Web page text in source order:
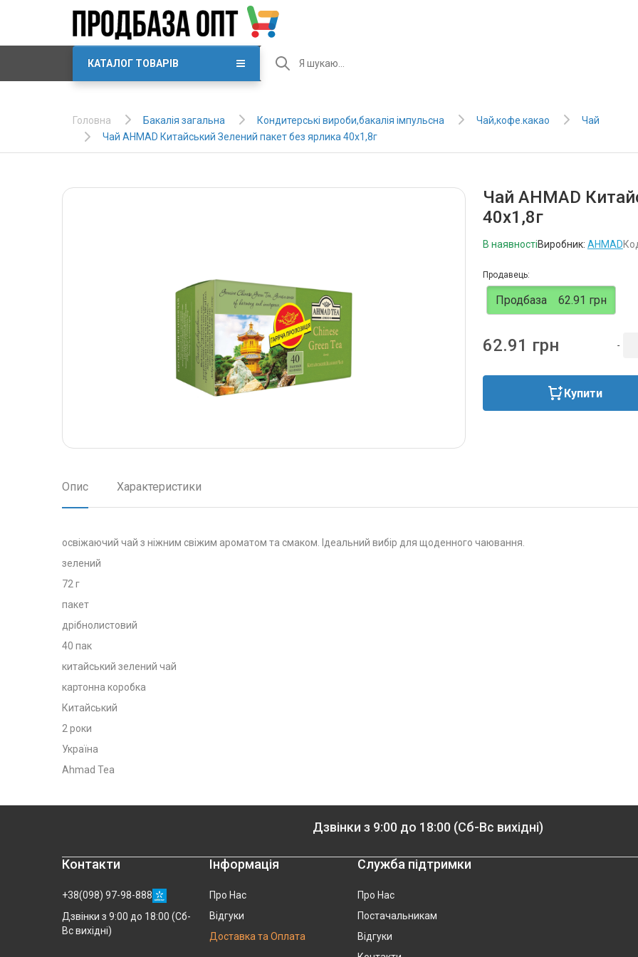
КАТАЛОГ ТОВАРІВ
Головна Бакалія загальна Кондитерські вироби,бакалія імпульсна Чай,кофе.какао
Чай
Чай AHMAD Китайський Зелений пакет без ярлика 40х1,8г
Чай AHMAD
40х1,8г
В наявностіВиробник: AHMAD
Продавець:
Продбаза 62.91 грн
62.91 грн -
Купити
Опис Характеристики
освіжаючий чай з ніжним свіжим ароматом та смаком. Ідеальний вибір для щоденного чаювання.
зелений
72 г
пакет
дрібнолистовий
40 пак
китайський зелений чай
картонна коробка
Китайський
2 роки
Україна
Ahmad Tea
Дзвінки з 9:00 до 18:00 (Сб-Вс вихідні)
Контакти
+38(098) 97-98-888
Дзвінки з 9:00 до 18:00 (Сб-
Вс вихідні)
Інформація
Про Нас
Відгуки
Доставка та Оплата
Служба підтримки
Про Нас
Постачальникам
Відгуки